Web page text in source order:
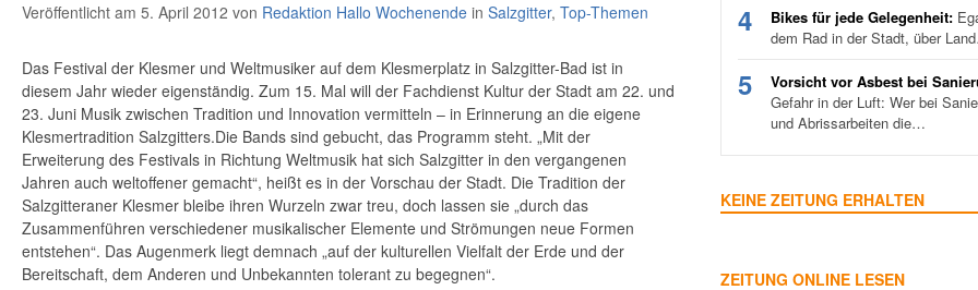
Veröffentlicht am 5. April 2012 von Redaktion Hallo Wochenende in Salzgitter, Top-Themen
Das Festival der Klesmer und Weltmusiker auf dem Klesmerplatz in Salzgitter-Bad ist in
diesem Jahr wieder eigenständig. Zum 15. Mal will der Fachdienst Kultur der Stadt am 22. und
23. Juni Musik zwischen Tradition und Innovation vermitteln – in Erinnerung an die eigene
Klesmertradition Salzgitters.Die Bands sind gebucht, das Programm steht. „Mit der
Erweiterung des Festivals in Richtung Weltmusik hat sich Salzgitter in den vergangenen
Jahren auch weltoffener gemacht“, heißt es in der Vorschau der Stadt. Die Tradition der
Salzgitteraner Klesmer bleibe ihren Wurzeln zwar treu, doch lassen sie „durch das
Zusammenführen verschiedener musikalischer Elemente und Strömungen neue Formen
entstehen“. Das Augenmerk liegt demnach „auf der kulturellen Vielfalt der Erde und der
Bereitschaft, dem Anderen und Unbekannten tolerant zu begegnen“.
4 Bikes für jede Gelegenheit:
dem Rad in der Stadt, über
5
Vorsicht vor Asbest bei
Gefahr in der Luft: Wer bei
und Abrissarbeiten die…
KEINE ZEITUNG ERHALTEN
ZEITUNG ONLINE LESEN